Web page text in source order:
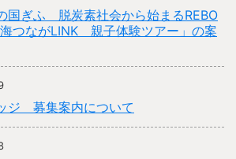
国ぎふ 脱炭素社会から始まるREBO
つながLINK 親子体験ツアー」の案
ジ 募集案内について